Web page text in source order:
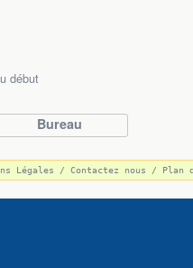
début
Bureau
Légales / Contactez nous / Plan